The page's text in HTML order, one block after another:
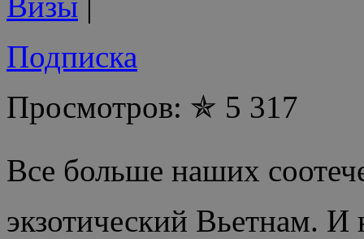
Подписка
Просмотров: ✯ 5 317
Все больше наших
экзотический Вьетнам. И